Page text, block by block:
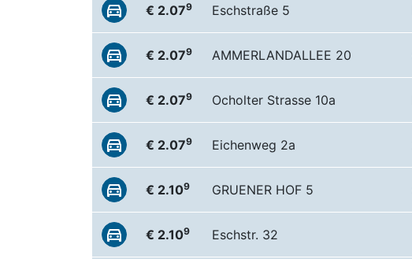
€ 2.079 Eschstraße 5
€ 2.079 AMMERLANDALLEE 20
€ 2.079 Ocholter Strasse 10a
€ 2.079 Eichenweg 2a
€ 2.109 GRUENER HOF 5
€ 2.109 Eschstr. 32